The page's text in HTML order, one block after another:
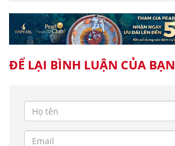
ĐỂ LẠI BÌNH LUẬN CỦA BẠN